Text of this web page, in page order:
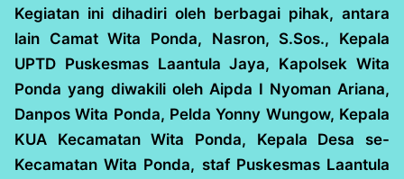
Kegiatan ini dihadiri oleh berbagai pihak, antara
lain Camat Wita Ponda, Nasron, S.Sos., Kepala
UPTD Puskesmas Laantula Jaya, Kapolsek Wita
Ponda yang diwakili oleh Aipda I Nyoman Ariana,
Danpos Wita Ponda, Pelda Yonny Wungow, Kepala
KUA Kecamatan Wita Ponda, Kepala Desa se-
Kecamatan Wita Ponda, staf Puskesmas Laantula